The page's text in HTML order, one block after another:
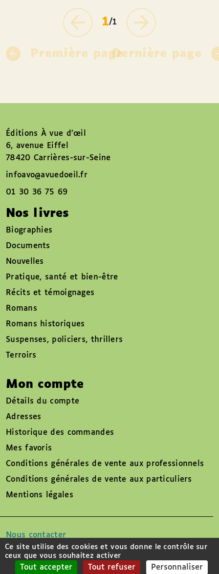
Première page
1/1
Dernière page
Éditions À vue d’œil
6, avenue Eiffel
78420 Carrières-sur-Seine
infoavo@avuedoeil.fr
01 30 36 75 69
Nos livres
Biographies
Documents
Nouvelles
Pratique, santé et bien-être
Récits et témoignages
Romans
Romans historiques
Suspenses, policiers, thrillers
Terroirs
Mon compte
Détails du compte
Adresses
Historique des commandes
Mes favoris
Conditions générales de vente aux professionnels
Conditions générales de vente aux particuliers
Mentions légales
Nous contacter
Suivez-nous sur
Ce site utilise des cookies et vous donne le contrôle sur
ceux que vous souhaitez activer
Tout accepter Tout refuser Personnaliser